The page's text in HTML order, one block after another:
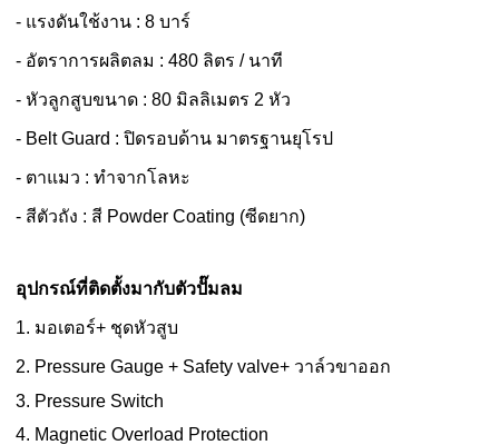
- แรงดันใช้งาน : 8 บาร์
- อัตราการผลิตลม : 480 ลิตร / นาที
- หัวลูกสูบขนาด : 80 มิลลิเมตร 2 หัว
- Belt Guard : ปิดรอบด้าน มาตรฐานยุโรป
- ตาแมว : ทำจากโลหะ
- สีตัวถัง : สี Powder Coating (ซีดยาก)
อุปกรณ์ที่ติดตั้งมากับตัวปั๊มลม
1. มอเตอร์+ ชุดหัวสูบ
2. Pressure Gauge + Safety valve+ วาล์วขาออก
3. Pressure Switch
4. Magnetic Overload Protection